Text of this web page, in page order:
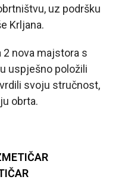
uz podršku
Krljana.
2 nova majstora s
uspješno položili
svoju stručnost,
obrta.